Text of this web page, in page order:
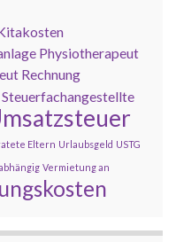
Physiotherapeut
Rechnung
Steuerfachangestellte
Eltern Urlaubsgeld USTG
Vermietung an